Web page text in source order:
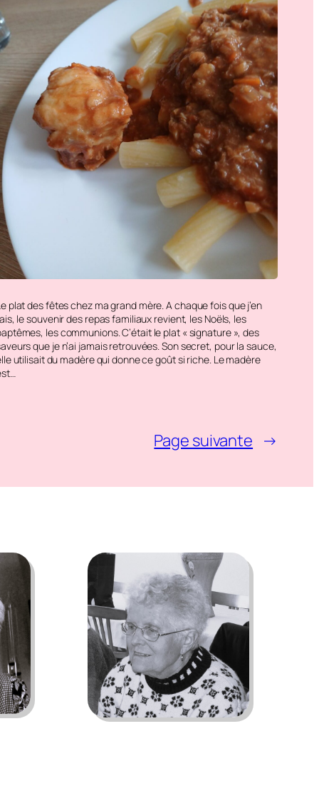
plat des fêtes chez ma grand mère. A chaque fois que j’en
le souvenir des repas familiaux revient, les Noëls, les
les communions. C’était le plat « signature », des
que je n’ai jamais retrouvées. Son secret, pour la sauce,
utilisait du madère qui donne ce goût si riche. Le madère
Page suivante →